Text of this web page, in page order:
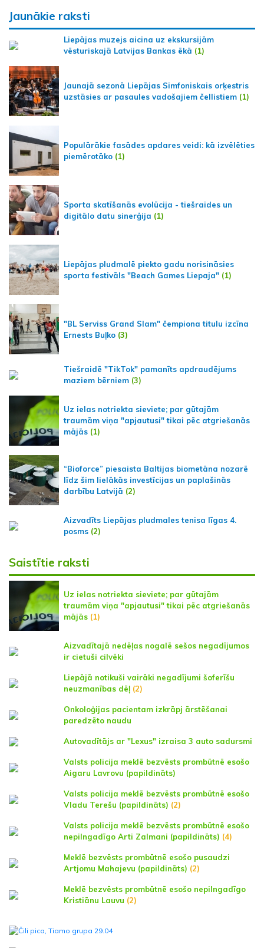
Jaunākie raksti
Liepājas muzejs aicina uz ekskursijām
vēsturiskajā Latvijas Bankas ēkā (1)
Jaunajā sezonā Liepājas Simfoniskais orķestris
uzstāsies ar pasaules vadošajiem čellistiem (1)
Populārākie fasādes apdares veidi: kā izvēlēties
piemērotāko (1)
Sporta skatīšanās evolūcija - tiešraides un
digitālo datu sinerģija (1)
Liepājas pludmalē piekto gadu norisināsies
sporta festivāls "Beach Games Liepaja" (1)
"BL Serviss Grand Slam" čempiona titulu izcīna
Ernests Buļko (3)
Tiešraidē "TikTok" pamanīts apdraudējums
maziem bērniem (3)
Uz ielas notriekta sieviete; par gūtajām
traumām viņa "apjautusi" tikai pēc atgriešanās
mājās (1)
“Bioforce” piesaista Baltijas biometāna nozarē
līdz šim lielākās investīcijas un paplašinās
darbību Latvijā (2)
Aizvadīts Liepājas pludmales tenisa līgas 4.
posms (2)
Saistītie raksti
Uz ielas notriekta sieviete; par gūtajām
traumām viņa "apjautusi" tikai pēc atgriešanās
mājās (1)
Aizvadītajā nedēļas nogalē sešos negadījumos
ir cietuši cilvēki
Liepājā notikuši vairāki negadījumi šoferīšu
neuzmanības dēļ (2)
Onkoloģijas pacientam izkrāpj ārstēšanai
paredzēto naudu
Autovadītājs ar "Lexus" izraisa 3 auto sadursmi
Valsts policija meklē bezvēsts prombūtnē esošo
Aigaru Lavrovu (papildināts)
Valsts policija meklē bezvēsts prombūtnē esošo
Vladu Terešu (papildināts) (2)
Valsts policija meklē bezvēsts prombūtnē esošo
nepilngadīgo Arti Zalmani (papildināts) (4)
Meklē bezvēsts prombūtnē esošo pusaudzi
Artjomu Mahajevu (papildināts) (2)
Meklē bezvēsts prombūtnē esošo nepilngadīgo
Kristiānu Lauvu (2)